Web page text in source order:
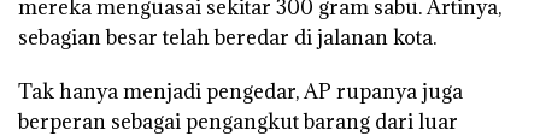
mereka menguasai sekitar 300 gram sabu. Artinya,
sebagian besar telah beredar di jalanan kota.
Tak hanya menjadi pengedar, AP rupanya juga
berperan sebagai pengangkut barang dari luar